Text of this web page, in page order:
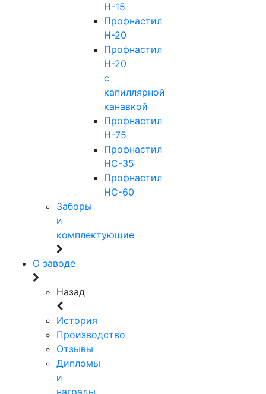
Н-15
Профнастил
Н-20
Профнастил
Н-20
с
капиллярной
канавкой
Профнастил
Н-75
Профнастил
НС-35
Профнастил
НС-60
Заборы
и
комплектующие
О заводе
Назад
История
Производство
Отзывы
Дипломы
и